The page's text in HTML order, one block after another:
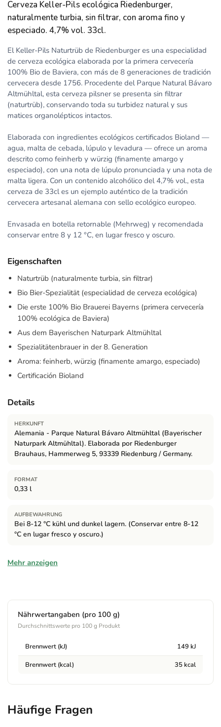
Cerveza Keller-Pils ecológica Riedenburger,
naturalmente turbia, sin filtrar, con aroma fino y
especiado. 4,7% vol. 33cl.
El Keller-Pils Naturtrüb de Riedenburger es una especialidad
de cerveza ecológica elaborada por la primera cervecería
100% Bio de Baviera, con más de 8 generaciones de tradición
cervecera desde 1756. Procedente del Parque Natural Bávaro
Altmühltal, esta cerveza pilsner se presenta sin filtrar
(naturtrüb), conservando toda su turbidez natural y sus
matices organolépticos intactos.
Elaborada con ingredientes ecológicos certificados Bioland —
agua, malta de cebada, lúpulo y levadura — ofrece un aroma
descrito como feinherb y würzig (finamente amargo y
especiado), con una nota de lúpulo pronunciada y una nota de
malta ligera. Con un contenido alcohólico del 4,7% vol., esta
cerveza de 33cl es un ejemplo auténtico de la tradición
cervecera artesanal alemana con sello ecológico europeo.
Envasada en botella retornable (Mehrweg) y recomendada
conservar entre 8 y 12 °C, en lugar fresco y oscuro.
Eigenschaften
Naturtrüb (naturalmente turbia, sin filtrar)
Bio Bier-Spezialität (especialidad de cerveza ecológica)
Die erste 100% Bio Brauerei Bayerns (primera cervecería
100% ecológica de Baviera)
Aus dem Bayerischen Naturpark Altmühltal
Spezialitätenbrauer in der 8. Generation
Aroma: feinherb, würzig (finamente amargo, especiado)
Certificación Bioland
Details
HERKUNFT
Alemania - Parque Natural Bávaro Altmühltal (Bayerischer
Naturpark Altmühltal). Elaborada por Riedenburger
Brauhaus, Hammerweg 5, 93339 Riedenburg / Germany.
FORMAT
0,33 l
AUFBEWAHRUNG
Bei 8-12 °C kühl und dunkel lagern. (Conservar entre 8-12
°C en lugar fresco y oscuro.)
Zutaten
Allergene
Hinweise
Alk. 4,7 % vol. Bei 8-12 °C kühl und dunkel lagern. Mehrweg
Mehr anzeigen
Nährwertangaben (pro 100 g)
Durchschnittswerte pro 100 g Produkt
Brennwert (kJ) 149 kJ
Brennwert (kcal) 35 kcal
Häufige Fragen